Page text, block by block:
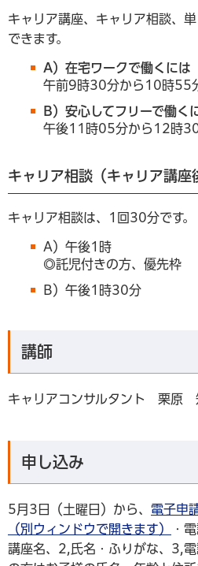
キャリア講座、キャリア相談、
できます。
A）在宅ワークで働くには
午前9時30分から10時55
B）安心してフリーで働く
午後11時05分から12時
キャリア相談（キャリア講座
キャリア相談は、1回30分です。
A）午後1時
◎託児付きの方、優先枠
B）午後1時30分
講師
キャリアコンサルタント 栗
申し込み
5月3日（土曜日）から、 電子申
（別ウィンドウで開きます）
・
講座名、2,氏名・ふりがな、3,